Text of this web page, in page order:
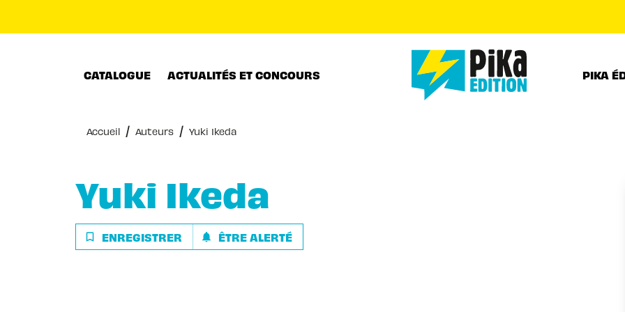
CATALOGUE ACTUALITÉS ET CONCOURS PIKA
Accueil / Auteurs / Yuki Ikeda
Yuki Ikeda
bookmark_border ENREGISTRER notifications ÊTRE ALERTÉ